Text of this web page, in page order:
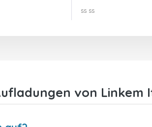
ss ss
von Linkem